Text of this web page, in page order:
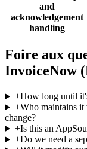
and
acknowledgement
handling
Foire aux
InvoiceNow
+How long until
+Who maintains
change?
+Is this an
+Do we need a